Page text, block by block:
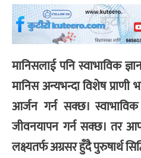
मानिसलाई पनि स्वाभाविक
मानिस अन्यभन्दा विशेष प्राणी
आर्जन गर्न सक्छ।
जीवनयापन गर्न सक्छ। तर
लक्ष्यतर्फ अग्रसर हुँदै पुरुषार्थ